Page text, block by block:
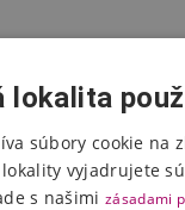
lokalita
súbory cookie na
vyjadrujete
s našimi zásadami